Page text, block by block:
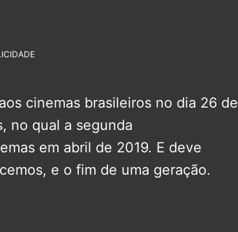
cinemas brasileiros no dia 26 de
no qual a segunda
em abril de 2019. E deve
e o fim de uma geração.